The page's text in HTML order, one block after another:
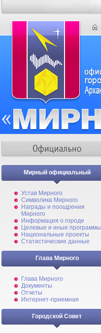
Мирный официальный
Устав Мирного
Символика Мирного
Награды и поощрения
Мирного
Информация о городе
Целевые и иные программы
Национальные проекты
Статистические данные
Глава Мирного
Глава Мирного
Документы
Отчеты
Интернет-приемная
Городской Совет